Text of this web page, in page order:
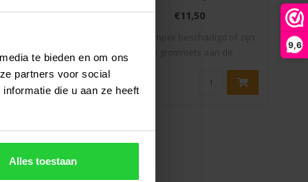
te bieden en om ons
partners voor social
die u aan ze heeft
Alles toestaan
9,6
2026)
€14,50
Is je bumper b..
(model 2025)
€11,50
Is